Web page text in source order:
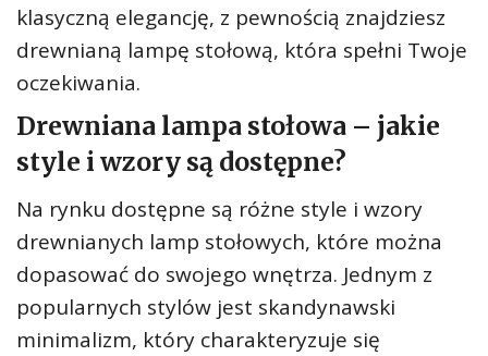
klasyczną elegancję, z pewnością znajdziesz
drewnianą lampę stołową, która spełni Twoje
oczekiwania.
Drewniana lampa stołowa – jakie
style i wzory są dostępne?
Na rynku dostępne są różne style i wzory
drewnianych lamp stołowych, które można
dopasować do swojego wnętrza. Jednym z
popularnych stylów jest skandynawski
minimalizm, który charakteryzuje się